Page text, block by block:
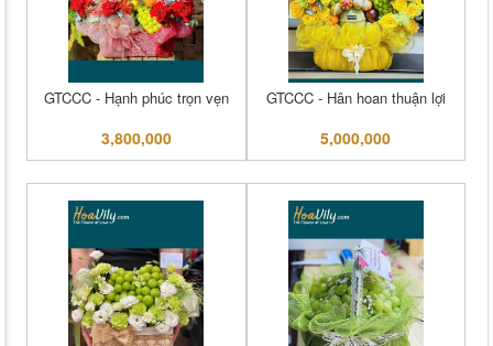
GTCCC - Hạnh phúc trọn vẹn
3,800,000
GTCCC - Hân hoan thuận lợi
5,000,000